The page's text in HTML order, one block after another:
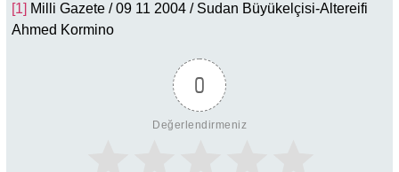
[1] Milli Gazete / 09 11 2004 / Sudan Büyükelçisi-Altereifi
Ahmed Kormino
0
Değerlendirmeniz